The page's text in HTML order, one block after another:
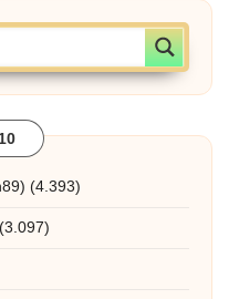
(4.393)
(3.097)